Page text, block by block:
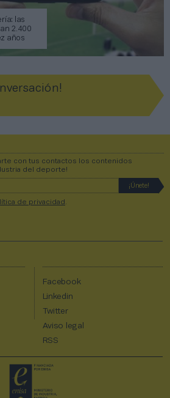
las
2.400
años
con tus contactos los contenidos
del deporte!
de privacidad
Facebook
Linkedin
Twitter
Aviso legal
RSS